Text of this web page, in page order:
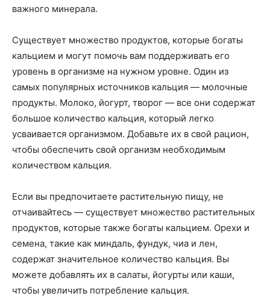
важного минерала.
Существует множество продуктов, которые богаты
кальцием и могут помочь вам поддерживать его
уровень в организме на нужном уровне. Один из
самых популярных источников кальция — молочные
продукты. Молоко, йогурт, творог — все они содержат
большое количество кальция, который легко
усваивается организмом. Добавьте их в свой рацион,
чтобы обеспечить свой организм необходимым
количеством кальция.
Если вы предпочитаете растительную пищу, не
отчаивайтесь — существует множество растительных
продуктов, которые также богаты кальцием. Орехи и
семена, такие как миндаль, фундук, чиа и лен,
содержат значительное количество кальция. Вы
можете добавлять их в салаты, йогурты или каши,
чтобы увеличить потребление кальция.